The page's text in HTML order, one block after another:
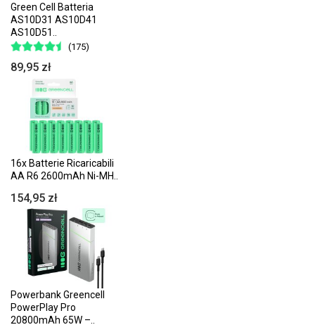
Green Cell Batteria
AS10D31 AS10D41
AS10D51..
(175)
89,95 zł
16x Batterie Ricaricabili
AA R6 2600mAh Ni-MH..
154,95 zł
Powerbank Greencell
PowerPlay Pro
20800mAh 65W –..